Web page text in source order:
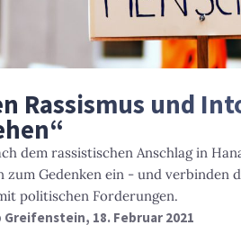
Rassismus und
dem rassistischen Anschlag in
zum Gedenken ein - und verbinden
politischen Forderungen.
Greifenstein, 18. Februar 2021